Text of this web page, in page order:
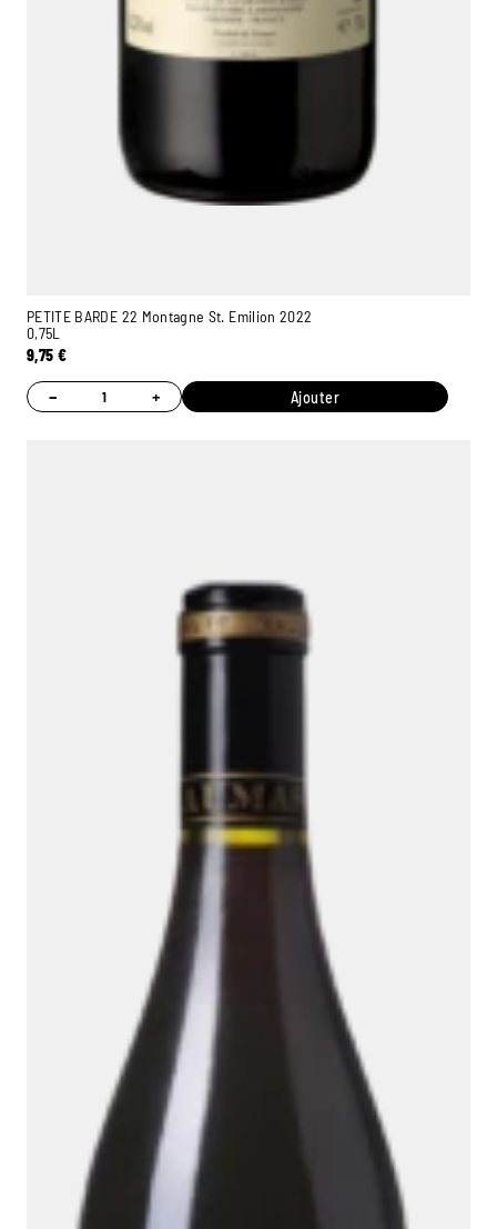
PETITE BARDE 22 Montagne St. Emilion 2022
0,75L
9,75 €
− + Ajouter